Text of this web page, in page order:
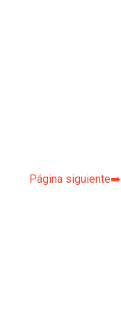
Página siguiente➡️